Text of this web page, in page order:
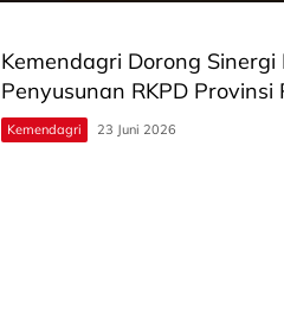
Kemendagri Dorong
Penyusunan RKPD Provinsi
Kemendagri 23 Juni 2026